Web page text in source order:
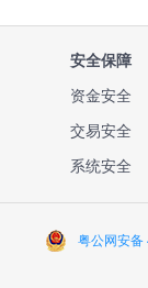
安全保障
资金安全
交易安全
系统安全
粤公网安备